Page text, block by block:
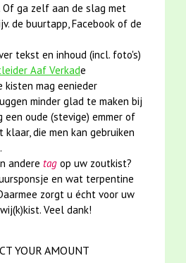
ga zelf aan de slag met
de buurtapp, Facebook of de
tekst en inhoud (incl. foto's)
Aaf Verkade
kisten mag eenieder
minder glad te maken bij
een oude (stevige) emmer of
klaar, die men kan gebruiken
andere tag op uw zoutkist?
en wat terpentine
zorgt u écht voor uw
Veel dank!
YOUR AMOUNT